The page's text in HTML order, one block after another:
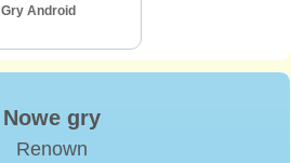
Gry Android
Nowe gry
Renown